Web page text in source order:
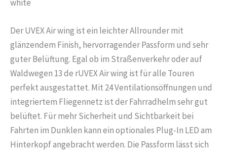
white
Der UVEX Air wing ist ein leichter Allrounder mit
glänzendem Finish, hervorragender Passform und sehr
guter Belüftung. Egal ob im Straßenverkehr oder auf
Waldwegen 13 de rUVEX Air wing ist für alle Touren
perfekt ausgestattet. Mit 24 Ventilationsöffnungen und
integriertem Fliegennetz ist der Fahrradhelm sehr gut
belüftet. Für mehr Sicherheit und Sichtbarkeit bei
Fahrten im Dunklen kann ein optionales Plug-In LED am
Hinterkopf angebracht werden. Die Passform lässt sich